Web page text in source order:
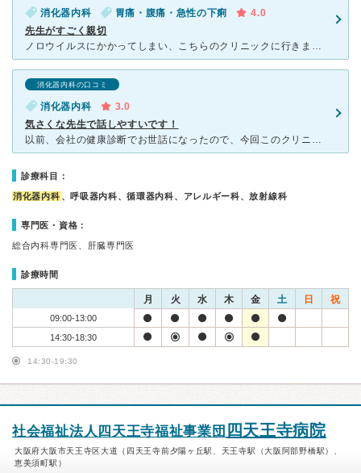
消化器内科 胃痛・腹痛・急性の下痢
4.0
先生がすごく親切
ノロウイルスにかかってしまい、こちらのクリニックに行きました。待合室も広く、なによりも先生が親切で食事のアドバイスなどもたくさんしてくださりました。いつ来てもこちらの先生は優しく的確な診察をしてくださ
消化器内科の口コミ
消化器内科
3.0
気さくな先生で話しやすいです！
以前、会社の健康診断でお世話になったので、今回このクリニックを受診しました。 まず、先生は気さくな方で、診察も丁寧に時間をかけて下さり、質問もしやすいので、とても良かったです！ 悪い点をあ
診療科目：
消化器内科 、呼吸器内科、循環器内科、アレルギー科、放射線科
専門医・資格：
総合内科専門医、肝臓専門医
診療時間
月 火 水 木 金 土 日 祝
09:00-13:00
14:30-18:30
14:30-19:30
社会福祉法人四天王寺福祉事業団 四天王寺病院
大阪府大阪市天王寺区大道（四天王寺前夕陽ヶ丘駅、天王寺駅（大阪阿部野橋駅）、
恵美須町駅）